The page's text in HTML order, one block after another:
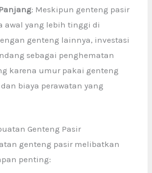
: Meskipun genteng pasir
awal yang lebih tinggi di
genteng lainnya, investasi
sebagai penghematan
karena umur pakai genteng
biaya perawatan yang
Genteng Pasir
genteng pasir melibatkan
penting: